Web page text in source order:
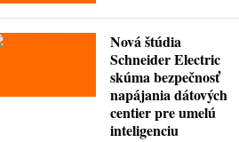
Nová štúdia
Schneider Electric
skúma bezpečnosť
napájania dátových
centier pre umelú
inteligenciu